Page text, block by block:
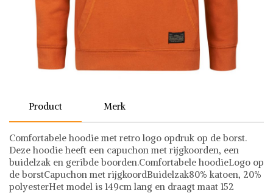
Product Merk
Comfortabele hoodie met retro logo opdruk op de borst.
Deze hoodie heeft een capuchon met rijgkoorden, een
buidelzak en geribde boorden.Comfortabele hoodieLogo op
de borstCapuchon met rijgkoordBuidelzak80% katoen, 20%
polyesterHet model is 149cm lang en draagt maat 152